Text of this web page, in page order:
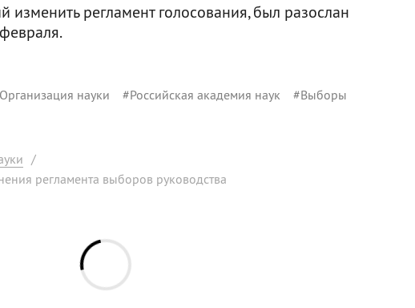
изменить регламент голосования, был разослан
Организация науки #Российская академия наук #Выборы
/
регламента выборов руководства